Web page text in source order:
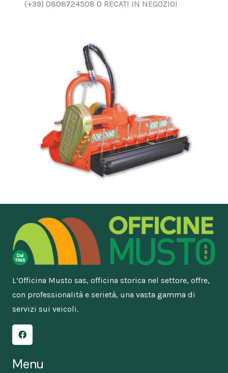
(+39) 0808724508 O RECATI IN NEGOZIO!
L’Officina Musto sas, officina storica nel settore, offre,
con professionalità e serietà, una vasta gamma di
servizi sui veicoli.
Menu